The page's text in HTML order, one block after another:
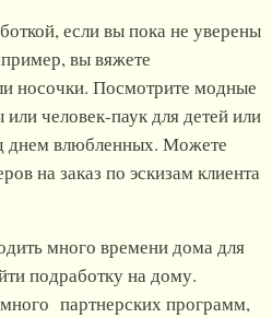
если вы пока не уверены
вы вяжете
носочки. Посмотрите модные
человек-паук для детей или
днем влюбленных. Можете
на заказ по эскизам клиента
много времени дома для
подработку на дому.
партнерских программ,